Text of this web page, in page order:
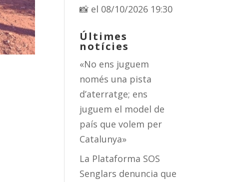
📸 el 08/10/2026 19:30
Últimes
notícies
«No ens juguem
només una pista
d’aterratge; ens
juguem el model de
país que volem per
Catalunya»
La Plataforma SOS
Senglars denuncia que